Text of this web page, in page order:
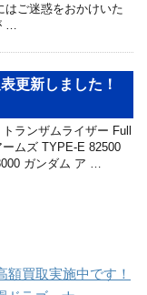
はご迷惑をおかけいた
…
更新しました！
ランザムライザー Full
ムズ TYPE-E 82500
ガンダム ア …
買取実施中です！